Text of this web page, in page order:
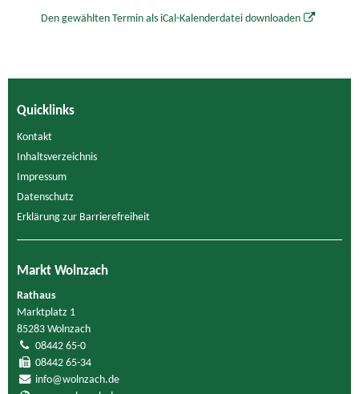
Den gewählten Termin als iCal-Kalenderdatei downloaden
Quicklinks
Kontakt
Inhaltsverzeichnis
Impressum
Datenschutz
Erklärung zur Barrierefreiheit
Markt Wolnzach
Rathaus
Marktplatz 1
85283 Wolnzach
08442 65-0
08442 65-34
info@wolnzach.de